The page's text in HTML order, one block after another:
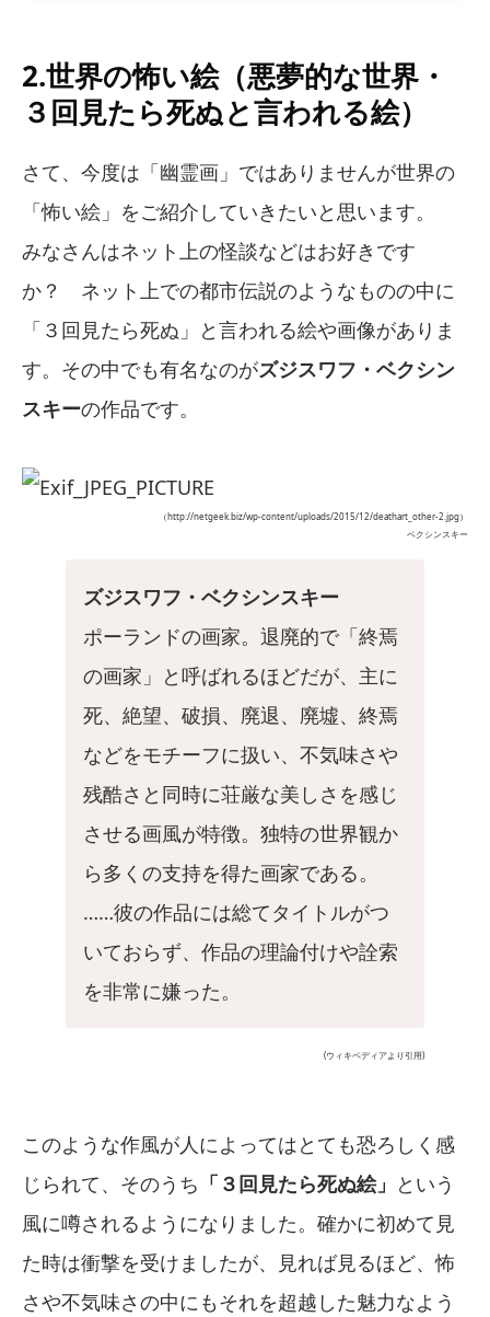
2.世界の怖い絵（悪夢的な世界・
３回見たら死ぬと言われる絵）
さて、今度は「幽霊画」ではありませんが世界の
「怖い絵」をご紹介していきたいと思います。
みなさんはネット上の怪談などはお好きです
か？ ネット上での都市伝説のようなものの中に
「３回見たら死ぬ」と言われる絵や画像がありま
す。その中でも有名なのがズジスワフ・ベクシン
スキーの作品です。
（http://netgeek.biz/wp-content/uploads/2015/12/deathart_other-2.jpg）
ベクシンスキー
ズジスワフ・ベクシンスキー
ポーランドの画家。退廃的で「終焉
の画家」と呼ばれるほどだが、主に
死、絶望、破損、廃退、廃墟、終焉
などをモチーフに扱い、不気味さや
残酷さと同時に荘厳な美しさを感じ
させる画風が特徴。独特の世界観か
ら多くの支持を得た画家である。
……彼の作品には総てタイトルがつ
いておらず、作品の理論付けや詮索
を非常に嫌った。
(ウィキペディアより引用)
このような作風が人によってはとても恐ろしく感
じられて、そのうち 「３回見たら死ぬ絵」 という
風に噂されるようになりました。確かに初めて見
た時は衝撃を受けましたが、見れば見るほど、怖
さや不気味さの中にもそれを超越した魅力なよう